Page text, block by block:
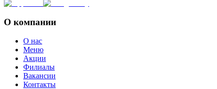
О компании
О нас
Меню
Акции
Филиалы
Вакансии
Контакты